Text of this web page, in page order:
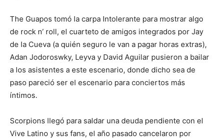
The Guapos tomó la carpa Intolerante para mostrar algo
de rock n’ roll, el cuarteto de amigos integrados por Jay
de la Cueva (a quién seguro le van a pagar horas extras),
Adan Jodoroswky, Leyva y David Aguilar pusieron a bailar
a los asistentes a este escenario, donde dicho sea de
paso pareció ser el escenario para conciertos más
íntimos.
Scorpions llegó para saldar una deuda pendiente con el
Vive Latino y sus fans, el año pasado cancelaron por